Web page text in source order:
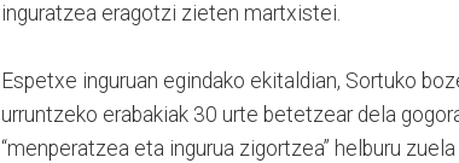
inguratzea eragotzi zieten martxistei.
Espetxe inguruan egindako ekitaldian, Sortuko
urruntzeko erabakiak 30 urte betetzear dela
“menperatzea eta ingurua zigortzea” helburu